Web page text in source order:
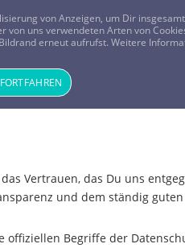
FRAGEN?
Tageskarte Magazin
Vertrauen, das Du uns
und dem ständig
offiziellen Begriffe der
von Anzeigen, um Dir
von uns verwendeten Arten von
erneut aufrufst. Weitere